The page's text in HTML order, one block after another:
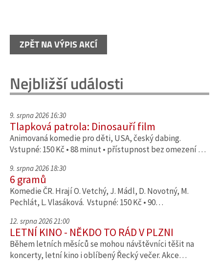
ZPĚT NA VÝPIS AKCÍ
Nejbližší události
9. srpna 2026 16:30
Tlapková patrola: Dinosauří film
Animovaná komedie pro děti, USA, český dabing.
Vstupné: 150 Kč • 88 minut • přístupnost bez omezení …
9. srpna 2026 18:30
6 gramů
Komedie ČR. Hrají O. Vetchý, J. Mádl, D. Novotný, M.
Pechlát, L. Vlasáková. Vstupné: 150 Kč • 90…
12. srpna 2026 21:00
LETNÍ KINO - NĚKDO TO RÁD V PLZNI
Během letních měsíců se mohou návštěvníci těšit na
koncerty, letní kino i oblíbený Řecký večer. Akce…